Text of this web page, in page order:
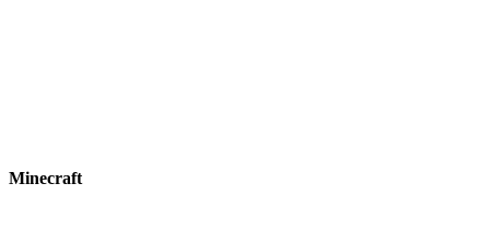
Minecraft